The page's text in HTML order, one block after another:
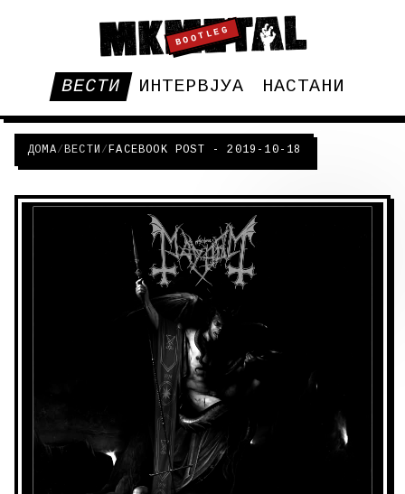
BOOTLEG
ВЕСТИ ИНТЕРВЈУА НАСТАНИ
ДОМА/ВЕСТИ /FACEBOOK POST - 2019-10-18